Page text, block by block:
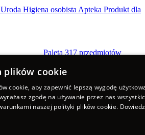
Higiena osobista Apteka Produkt dla
Paleta 317 przedmiotów
plików cookie
cookie, aby zapewnić lepszą wygodę
zgodę na używanie przez nas
naszej polityki plików cookie.